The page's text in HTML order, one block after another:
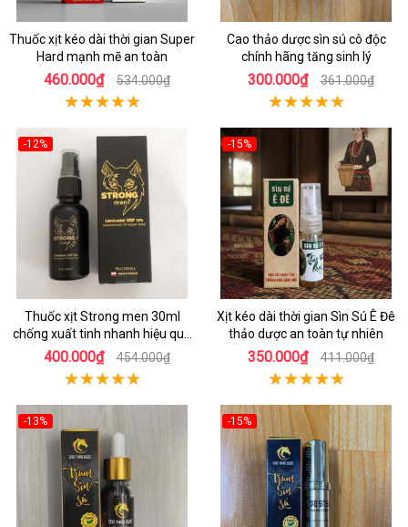
Thuốc xịt kéo dài thời gian Super
Hard mạnh mẽ an toàn
460.000₫ 534.000₫
Cao thảo dược sìn sú cô độc
chính hãng tăng sinh lý
300.000₫ 361.000₫
-12%
Thuốc xịt Strong men 30ml
chống xuất tinh nhanh hiệu quả
Ba Lan
400.000₫ 454.000₫
-15%
Xịt kéo dài thời gian Sìn Sú Ê Đê
thảo dược an toàn tự nhiên
350.000₫ 411.000₫
-13% -15%